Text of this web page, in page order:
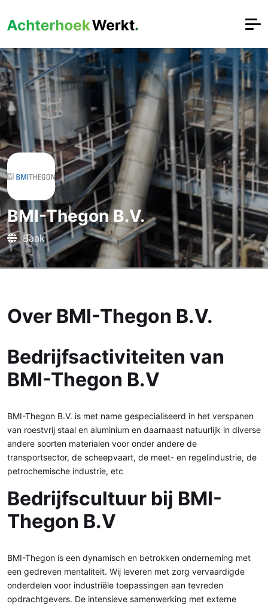
BMI-Thegon B.V.
Baak
Over BMI-Thegon B.V.
Bedrijfsactiviteiten van
BMI-Thegon B.V
BMI-Thegon B.V. is met name gespecialiseerd in het verspanen
van roestvrij staal en aluminium en daarnaast natuurlijk in diverse
andere soorten materialen voor onder andere de
transportsector, de scheepvaart, de meet- en regelindustrie, de
petrochemische industrie, etc
Bedrijfscultuur bij BMI-
Thegon B.V
BMI-Thegon is een dynamisch en betrokken onderneming met
een gedreven mentaliteit. Wij leveren met zorg vervaardigde
onderdelen voor industriële toepassingen aan tevreden
opdrachtgevers. De intensieve samenwerking met externe